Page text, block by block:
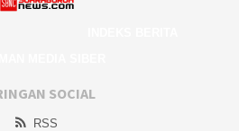
SOCIAL
RSS